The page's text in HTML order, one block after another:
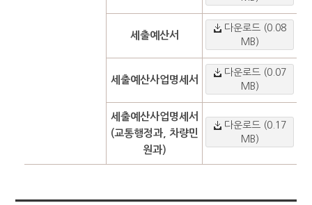
세출예산서
다운로드 (0.08
MB)
세출예산사업명세서
다운로드 (0.07
MB)
세출예산사업명세서
(교통행정과, 차량민
원과)
다운로드 (0.17
MB)